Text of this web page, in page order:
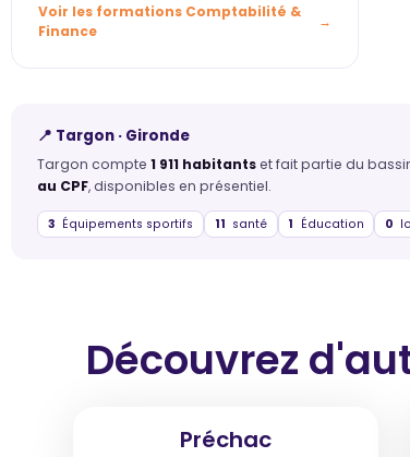
Voir les formations Comptabilité &
Finance
📍 Targon · Gironde
Targon compte 1 911 habitantset fait partie du
au CPF, disponibles en présentiel.
3 Équipements sportifs 11 santé 1 Éducation 0
Découvrez
Préchac